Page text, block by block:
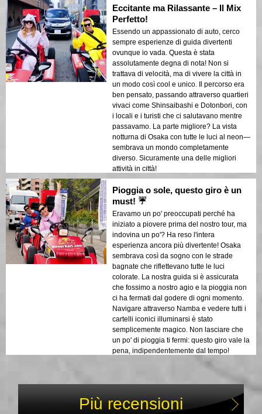
Eccitante ma Rilassante – Il Mix
Perfetto!
Essendo un appassionato di auto, cerco
sempre esperienze di guida divertenti
ovunque io vada. Questa è stata
assolutamente degna di nota! Non si
trattava di velocità, ma di vivere la città in
un modo così cool e unico. Il percorso era
ben pensato, passando attraverso quartieri
vivaci come Shinsaibashi e Dotonbori, con
i locali e i turisti che ci salutavano mentre
passavamo. La parte migliore? La vista
notturna di Osaka con tutte le luci al neon—
sembrava un mondo completamente
diverso. Sicuramente una delle migliori
attività in città!
Pioggia o sole, questo giro è un
must! ☔
Eravamo un po' preoccupati perché ha
iniziato a piovere prima del nostro tour, ma
indovina un po'? Ha reso l'intera
esperienza ancora più divertente! Osaka
sembrava così da sogno con le strade
bagnate che riflettevano tutte le luci
colorate. La nostra guida si è assicurata
che fossimo a nostro agio e la pioggia non
ci ha fermati dal godere di ogni momento.
Navigare attraverso Namba e vedere tutti i
cartelli iconici illuminarsi è stato
semplicemente magico. Non lasciare che
un po' di pioggia ti fermi: questo giro vale la
pena, indipendentemente dal tempo!
Più recensioni